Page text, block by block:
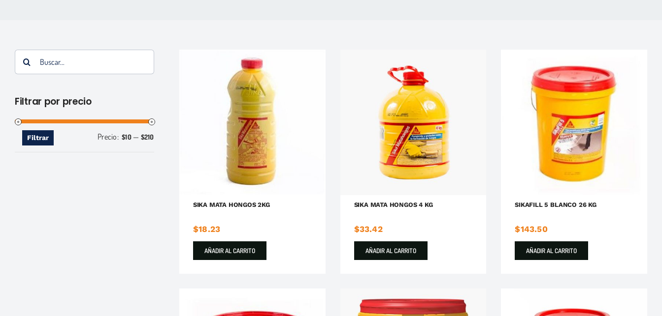
Filtrar por precio
Precio
Precio
Filtrar Precio: $10— $210
Impermeabilizantes Sika
SIKA MATA HONGOS 2KG
$18.23
AÑADIR AL CARRITO
Impermeabilizantes Sika
SIKA MATA HONGOS 4 KG
$33.42
AÑADIR AL CARRITO
Impermeabilizantes Sika
SIKAFILL 5 BLANCO 26 KG
$143.50
AÑADIR AL CARRITO